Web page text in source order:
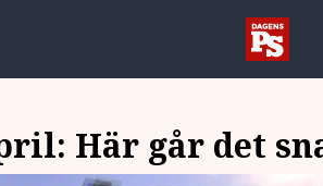
Här går det